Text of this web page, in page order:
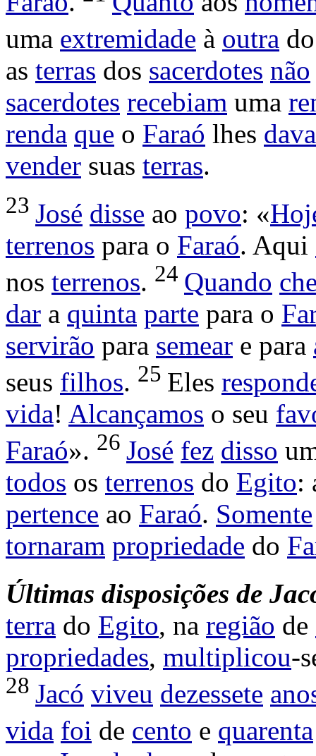
uma extremidade à outra
as terras dos sacerdotes não
sacerdotes recebiam uma
renda que o Faraó lhes dava
vender suas terras.
23 José disse ao povo: «
terrenos para o Faraó. Aqui
nos terrenos. 24 Quando
dar a quinta parte para o
servirão para semear e para
seus filhos. 25 Eles
vida! Alcançamos o seu
Faraó». 26 José fez disso
todos os terrenos do Egito:
pertence ao Faraó. Somente
tornaram propriedade do
Últimas disposições de
terra do Egito, na região de
propriedades, multiplicou-
28 Jacó viveu dezessete
vida foi de cento e quarenta